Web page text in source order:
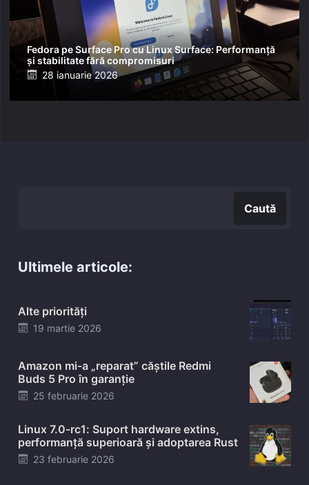
Fedora pe Surface Pro cu Linux Surface: Performanță
și stabilitate fără compromisuri
Posted
28 ianuarie 2026
Caută
Ultimele articole:
Alte priorități
Posted
19 martie 2026
Amazon mi-a „reparat” căștile Redmi
Buds 5 Pro în garanție
Posted
25 februarie 2026
Linux 7.0-rc1: Suport hardware extins,
performanță superioară și adoptarea Rust
Posted
23 februarie 2026